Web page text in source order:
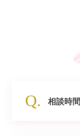
Q. 相談時